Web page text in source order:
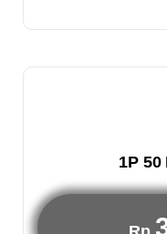
1P 50